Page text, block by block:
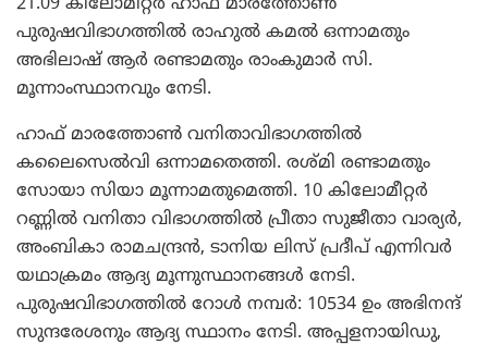
പുരുഷവിഭാഗത്തില്‍ രാഹുല്‍ കമല്‍ ഒന്നാമതും
അഭിലാഷ് ആര്‍ രണ്ടാമതും രാംകുമാര്‍ സി.
മൂന്നാംസ്ഥാനവും നേടി.
ഹാഫ് മാരത്തോണ്‍ വനിതാവിഭാഗത്തില്‍
കലൈസെല്‍വി ഒന്നാമതെത്തി. രശ്മി രണ്ടാമതും
സോയാ സിയാ മൂന്നാമതുമെത്തി. 10 കിലോമീറ്റര്‍
റണ്ണില്‍ വനിതാ വിഭാഗത്തില്‍ പ്രീതാ സുജീതാ വാര്യര്‍,
അംബികാ രാമചന്ദ്രന്‍, ടാനിയ ലിസ് പ്രദീപ് എന്നിവര്‍
യഥാക്രമം ആദ്യ മൂന്നുസ്ഥാനങ്ങള്‍ നേടി.
പുരുഷവിഭാഗത്തില്‍ റോള്‍ നമ്പര്‍: 10534 ഉം അഭിനന്ദ്
സുന്ദരേശനും ആദ്യ സ്ഥാനം നേടി. അപ്പളനായിഡു,